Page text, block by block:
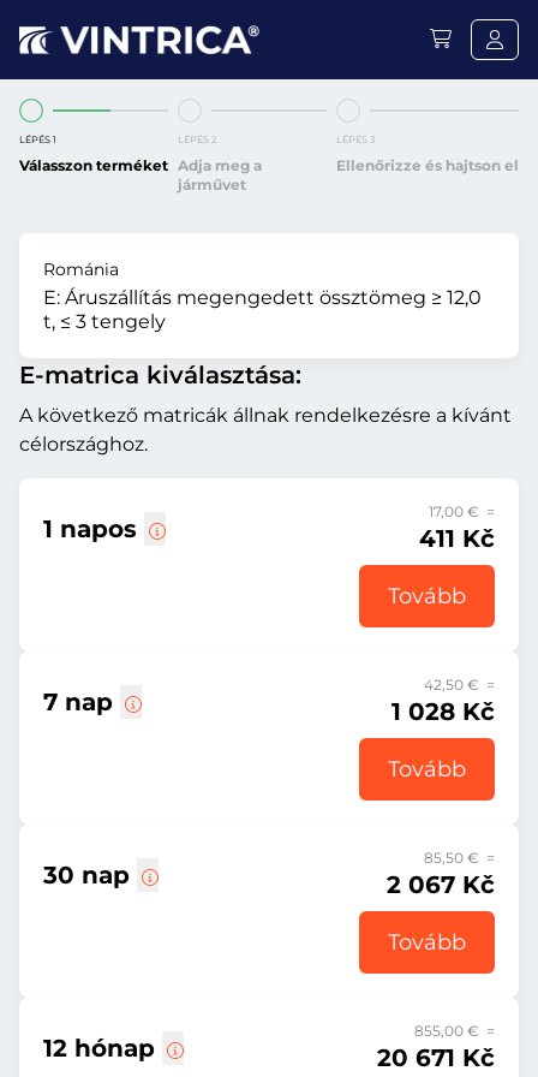
LÉPÉS 1
Válasszon terméket
LÉPÉS 2
Adja meg a
járművet
LÉPÉS 3
Ellenőrizze és hajtson el
Románia
E: Áruszállítás megengedett össztömeg ≥ 12,0
t, ≤ 3 tengely
E-matrica kiválasztása:
A következő matricák állnak rendelkezésre a kívánt
célországhoz.
1 napos
17,00 € =
411 Kč
Tovább
7 nap
42,50 € =
1 028 Kč
Tovább
30 nap
85,50 € =
2 067 Kč
Tovább
12 hónap
855,00 € =
20 671 Kč